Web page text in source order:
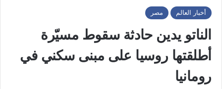
أخبار العالم مصر
الناتو يدين حادثة سقوط مسيّرة
أطلقتها روسيا على مبنى سكني في
رومانيا